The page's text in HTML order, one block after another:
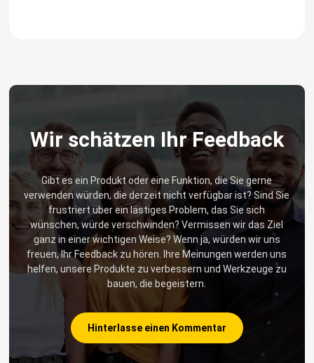
Wir schätzen Ihr Feedback
Gibt es ein Produkt oder eine Funktion, die Sie gerne
verwenden würden, die derzeit nicht verfügbar ist? Sind Sie
frustriert über ein lästiges Problem, das Sie sich
wünschen, würde verschwinden? Vermissen wir das Ziel
ganz in einer wichtigen Weise? Wenn ja, würden wir uns
freuen, Ihr Feedback zu hören. Ihre Meinungen werden uns
helfen, unsere Produkte zu verbessern und Werkzeuge zu
bauen, die begeistern.
Hinterlasse einen Kommentar